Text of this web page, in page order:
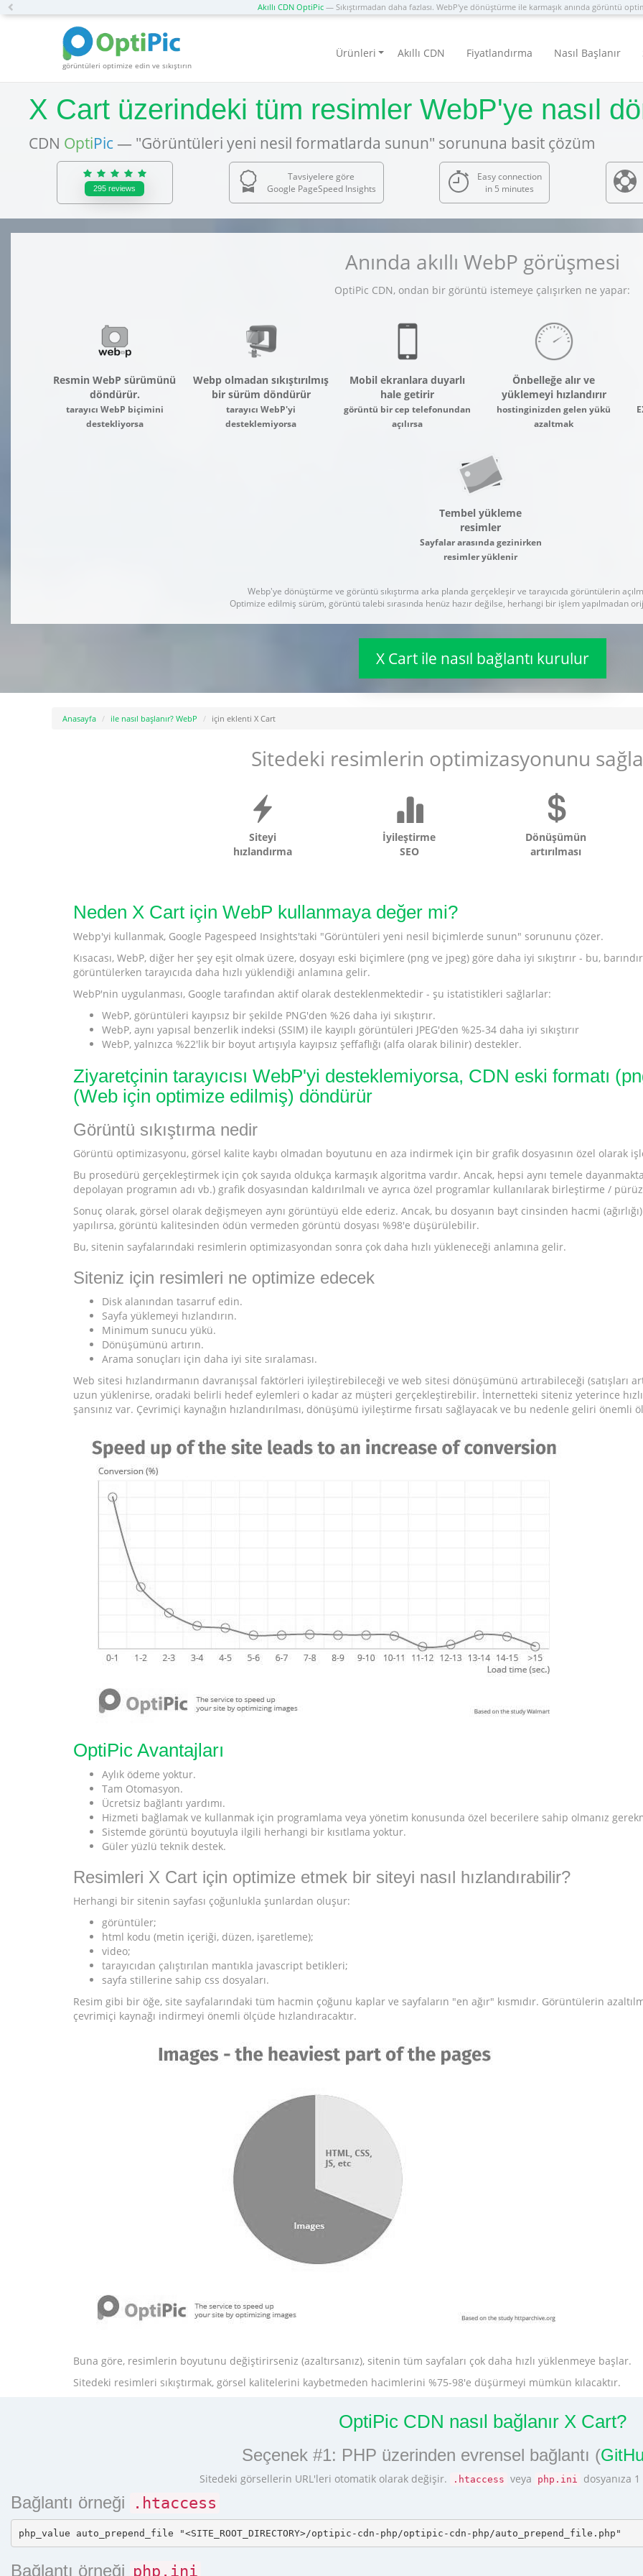
Akıllı CDN OptiPic — Sıkıştırmadan daha fazlası. WebP'ye dönüştürme ile karmaşık anında görüntü
görüntüleri optimize edin ve sıkıştırın
Ürünleri Akıllı CDN Fiyatlandırma Nasıl Başlanır
X Cart üzerindeki tüm resimler WebP'ye nasıl
CDN OptiPic — "Görüntüleri yeni nesil formatlarda sunun" sorununa basit çözüm
295reviews
Tavsiyelere göre
Google PageSpeed Insights
Easy connection
in 5 minutes
Anında akıllı WebP görüşmesi
OptiPic CDN, ondan bir görüntü istemeye çalışırken ne yapar:
Resmin WebP sürümünü
döndürür.
tarayıcı WebP biçimini
destekliyorsa
Webp olmadan sıkıştırılmış
bir sürüm döndürür
tarayıcı WebP'yi
desteklemiyorsa
Mobil ekranlara duyarlı
hale getirir
görüntü bir cep telefonundan
açılırsa
Önbelleğe alır ve
yüklemeyi hızlandırır
hostinginizden gelen yükü
azaltmak
Tembel yükleme
resimler
Sayfalar arasında gezinirken
resimler yüklenir
Webp'ye dönüştürme ve görüntü sıkıştırma arka planda gerçekleşir ve tarayıcıda görüntülerin
Optimize edilmiş sürüm, görüntü talebi sırasında henüz hazır değilse, herhangi bir işlem yapılmadan
X Cart ile nasıl bağlantı kurulur
Anasayfa ile nasıl başlanır? WebP için eklenti X Cart
Sitedeki resimlerin optimizasyonunu
Siteyi
hızlandırma
İyileştirme
SEO
Dönüşümün
artırılması
Neden X Cart için WebP kullanmaya değer mi?
Webp'yi kullanmak, Google Pagespeed Insights'taki "Görüntüleri yeni nesil biçimlerde sunun" sorununu çözer.
Kısacası, WebP, diğer her şey eşit olmak üzere, dosyayı eski biçimlere (png ve jpeg) göre daha iyi sıkıştırır - bu,
görüntülerken tarayıcıda daha hızlı yüklendiği anlamına gelir.
WebP'nin uygulanması, Google tarafından aktif olarak desteklenmektedir - şu istatistikleri sağlarlar:
WebP, görüntüleri kayıpsız bir şekilde PNG'den %26 daha iyi sıkıştırır.
WebP, aynı yapısal benzerlik indeksi (SSIM) ile kayıplı görüntüleri JPEG'den %25-34 daha iyi sıkıştırır
WebP, yalnızca %22'lik bir boyut artışıyla kayıpsız şeffaflığı (alfa olarak bilinir) destekler.
Ziyaretçinin tarayıcısı WebP'yi desteklemiyorsa, CDN eski formatı
(Web için optimize edilmiş) döndürür
Görüntü sıkıştırma nedir
Görüntü optimizasyonu, görsel kalite kaybı olmadan boyutunu en aza indirmek için bir grafik dosyasının özel olarak
Bu prosedürü gerçekleştirmek için çok sayıda oldukça karmaşık algoritma vardır. Ancak, hepsi aynı temele
depolayan programın adı vb.) grafik dosyasından kaldırılmalı ve ayrıca özel programlar kullanılarak birleştirme /
Sonuç olarak, görsel olarak değişmeyen aynı görüntüyü elde ederiz. Ancak, bu dosyanın bayt cinsinden hacmi
yapılırsa, görüntü kalitesinden ödün vermeden görüntü dosyası %98'e düşürülebilir.
Bu, sitenin sayfalarındaki resimlerin optimizasyondan sonra çok daha hızlı yükleneceği anlamına gelir.
Siteniz için resimleri ne optimize edecek
Disk alanından tasarruf edin.
Sayfa yüklemeyi hızlandırın.
Minimum sunucu yükü.
Dönüşümünü artırın.
Arama sonuçları için daha iyi site sıralaması.
Web sitesi hızlandırmanın davranışsal faktörleri iyileştirebileceği ve web sitesi dönüşümünü artırabileceği (satışları
uzun yüklenirse, oradaki belirli hedef eylemleri o kadar az müşteri gerçekleştirebilir. İnternetteki siteniz yeterince
şansınız var. Çevrimiçi kaynağın hızlandırılması, dönüşümü iyileştirme fırsatı sağlayacak ve bu nedenle geliri
OptiPic Avantajları
Aylık ödeme yoktur.
Tam Otomasyon.
Ücretsiz bağlantı yardımı.
Hizmeti bağlamak ve kullanmak için programlama veya yönetim konusunda özel becerilere sahip olmanız
Sistemde görüntü boyutuyla ilgili herhangi bir kısıtlama yoktur.
Güler yüzlü teknik destek.
Resimleri X Cart için optimize etmek bir siteyi nasıl hızlandırabilir?
Herhangi bir sitenin sayfası çoğunlukla şunlardan oluşur:
görüntüler;
html kodu (metin içeriği, düzen, işaretleme);
video;
tarayıcıdan çalıştırılan mantıkla javascript betikleri;
sayfa stillerine sahip css dosyaları.
Resim gibi bir öğe, site sayfalarındaki tüm hacmin çoğunu kaplar ve sayfaların "en ağır" kısmıdır. Görüntülerin
çevrimiçi kaynağı indirmeyi önemli ölçüde hızlandıracaktır.
Buna göre, resimlerin boyutunu değiştirirseniz (azaltırsanız), sitenin tüm sayfaları çok daha hızlı yüklenmeye başlar.
Sitedeki resimleri sıkıştırmak, görsel kalitelerini kaybetmeden hacimlerini %75-98'e düşürmeyi mümkün kılacaktır.
OptiPic CDN nasıl bağlanır X Cart?
Seçenek #1: PHP üzerinden evrensel bağlantı (
Sitedeki görsellerin URL'leri otomatik olarak değişir. .htaccess veya php.ini dosyanıza
Bağlantı örneği .htaccess
Bağlantı örneği php.ini